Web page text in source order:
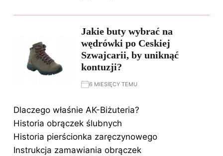
Jakie buty wybrać na
wędrówki po Ceskiej
Szwajcarii, by uniknąć
kontuzji?
6 MIESIĘCY TEMU
Dlaczego właśnie AK-Biżuteria?
Historia obrączek ślubnych
Historia pierścionka zaręczynowego
Instrukcja zamawiania obrączek